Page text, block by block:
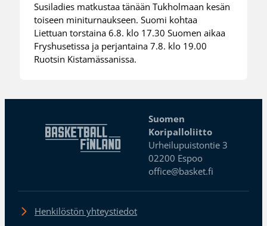
Susiladies matkustaa tänään Tukholmaan kesän
toiseen miniturnaukseen. Suomi kohtaa
Liettuan torstaina 6.8. klo 17.30 Suomen aikaa
Fryshusetissa ja perjantaina 7.8. klo 19.00
Ruotsin Kistamässanissa.
Suomen
Koripalloliitto
Urheilupuistontie 3
02200 Espoo
office@basket.fi
Henkilöstön yhteystiedot